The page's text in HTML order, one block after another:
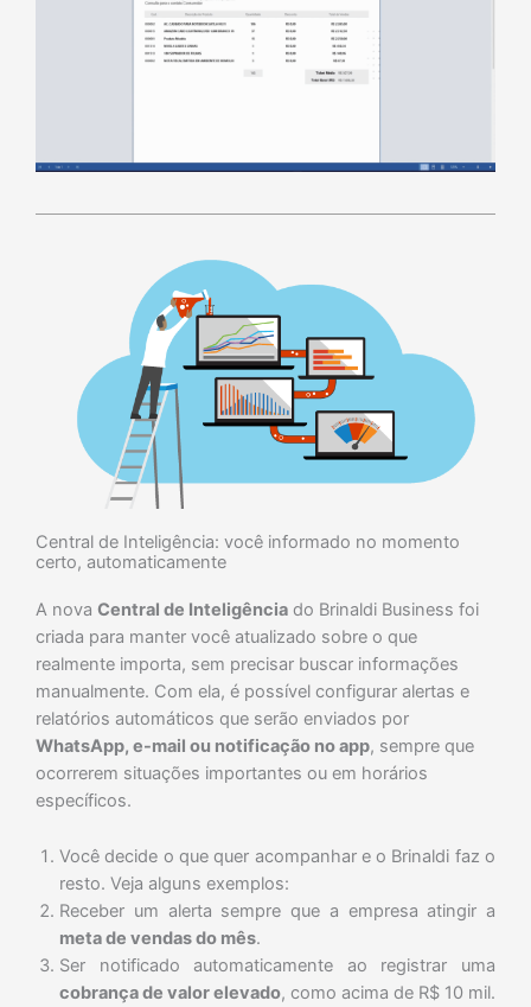
Central de Inteligência: você informado no momento
certo, automaticamente
A nova Central de Inteligência do Brinaldi Business foi
criada para manter você atualizado sobre o que
realmente importa, sem precisar buscar informações
manualmente. Com ela, é possível configurar alertas e
relatórios automáticos que serão enviados por
WhatsApp, e-mail ou notificação no app, sempre que
ocorrerem situações importantes ou em horários
específicos.
Você decide o que quer acompanhar e o Brinaldi faz o
resto. Veja alguns exemplos:
Receber um alerta sempre que a empresa atingir a
meta de vendas do mês.
Ser notificado automaticamente ao registrar uma
cobrança de valor elevado, como acima de R$ 10 mil.